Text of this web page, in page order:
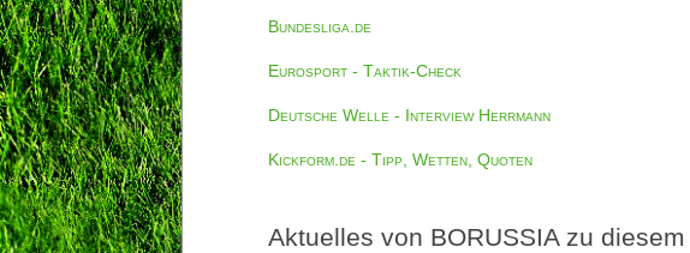
Bundesliga.de
Eurosport - Taktik-Check
Deutsche Welle - Interview Herrmann
Kickform.de - Tipp, Wetten, Quoten
Aktuelles von BORUSSIA zu